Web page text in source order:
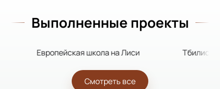
Выполненные проекты
Европейская школа на Лиси Тбилисский
Смотреть все